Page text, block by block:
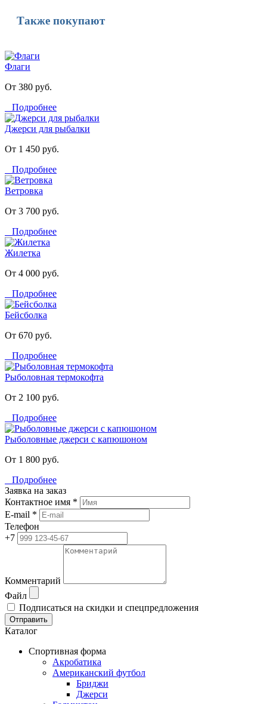
Также покупают
Флаги
От 380 руб.
Подробнее
Джерси для рыбалки
От 1 450 руб.
Подробнее
Ветровка
От 3 700 руб.
Подробнее
Жилетка
От 4 000 руб.
Подробнее
Бейсболка
От 670 руб.
Подробнее
Рыболовная термокофта
От 2 100 руб.
Подробнее
Рыболовные джерси с капюшоном
От 1 800 руб.
Подробнее
Заявка на заказ
Контактное имя *
E-mail *
Телефон
+7
Комментарий
Файл
Подписаться на скидки и спецпредложения
Отправить
Каталог
Спортивная форма
Акробатика
Американский футбол
Бриджи
Джерси